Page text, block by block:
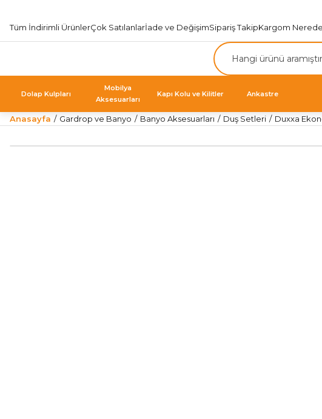
Tüm İndirimli ÜrünlerÇok Satılanlarİade ve DeğişimSipariş TakipKargom Nerede
Dolap Kulpları
Mobilya
Aksesuarları
Kapı Kolu ve Kilitler Ankastre
Anasayfa Gardrop ve Banyo Banyo Aksesuarları Duş Setleri Duxxa